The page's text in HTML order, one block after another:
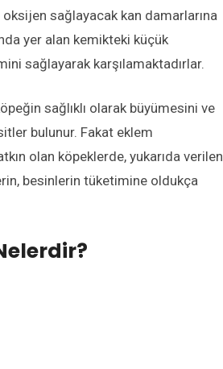
oksijen sağlayacak kan damarlarına
yer alan kemikteki küçük
sağlayarak karşılamaktadırlar.
sağlıklı olarak büyümesini ve
bulunur. Fakat eklem
olan köpeklerde, yukarıda verilen
besinlerin tüketimine oldukça